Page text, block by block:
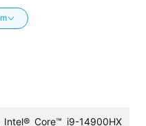
dùng.
Intel® Core™ i9-14900HX